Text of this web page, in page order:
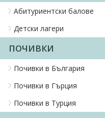
Абитуриентски балове
Детски лагери
ПОЧИВКИ
Почивки в България
Почивки в Гърция
Почивки в Турция